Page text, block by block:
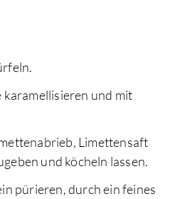
karamellisieren und mit
Limettensaft
und köcheln lassen.
pürieren, durch ein feines